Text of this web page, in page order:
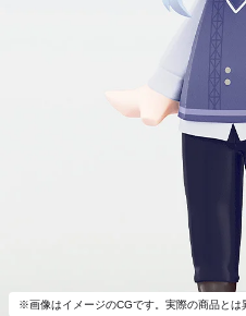
※画像はイメージのCGです。実際の商品とは